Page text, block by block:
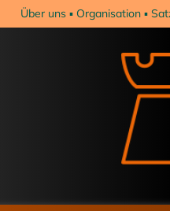
Über uns Organisation